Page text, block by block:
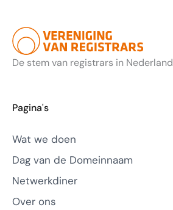
De stem van registrars in Nederland
Pagina's
Wat we doen
Dag van de Domeinnaam
Netwerkdiner
Over ons